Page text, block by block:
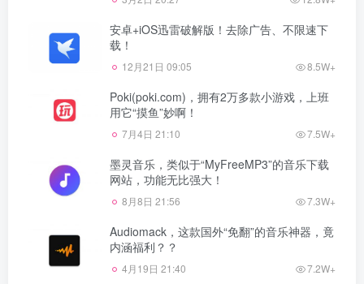
安卓+iOS迅雷破解版！去除广告、不限速下
载！
12月21日 09:05 8.5W+
Poki(poki.com)，拥有2万多款小游戏，上班
用它“摸鱼”妙啊！
7月4日 21:10 7.5W+
墨灵音乐，类似于“MyFreeMP3”的音乐下载
网站，功能无比强大！
8月8日 21:56 7.3W+
Audiomack，这款国外“免翻”的音乐神器，竟
内涵福利？？
4月19日 21:40 7.2W+